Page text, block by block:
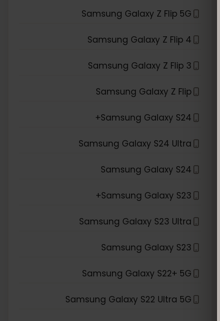
Samsung Galaxy Z Flip 5G
Samsung Galaxy Z Flip 4
Samsung Galaxy Z Flip 3
Samsung Galaxy Z Flip
Samsung Galaxy S24+
Samsung Galaxy S24 Ultra
Samsung Galaxy S24
Samsung Galaxy S23+
Samsung Galaxy S23 Ultra
Samsung Galaxy S23
Samsung Galaxy S22+ 5G
Samsung Galaxy S22 Ultra 5G